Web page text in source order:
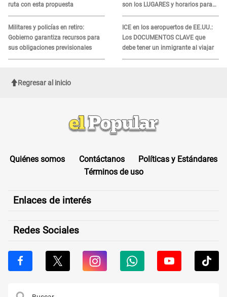
ruta con esta propuesta
Militares y policías en retiro:
Gobierno garantiza recursos para
sus obligaciones previsionales
son los LUGARES y horarios para
recibir la ayuda
ICE en los aeropuertos de EE.UU.:
Los DOCUMENTOS CLAVE que
debe tener un inmigrante al viajar
Regresar al inicio
Quiénes somos Contáctanos
Políticas y Estándares
Términos de uso
Enlaces de interés
Redes Sociales